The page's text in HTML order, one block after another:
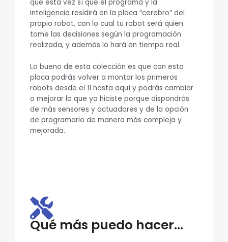
que esta vez sí que el programa y la
inteligencia residirá en la placa “cerebro” del
propio robot, con lo cual tu robot será quien
tome las decisiones según la programación
realizada, y además lo hará en tiempo real.
Lo bueno de esta colección es que con esta
placa podrás volver a montar los primeros
robots desde el 11 hasta aquí y podrás cambiar
o mejorar lo que ya hiciste porque dispondrás
de más sensores y actuadores y de la opción
de programarlo de manera más compleja y
mejorada.
Qué más puedo hacer...